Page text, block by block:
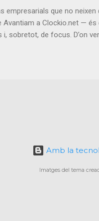
empresarials que no
a Clockio.net — és
i, sobretot, de focus. D’on
no era només una suma
Amb la
Imatges del tema